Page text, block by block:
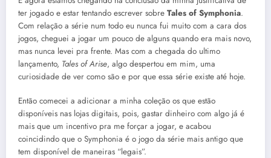
ter jogado e estar tentando escrever sobre Tales of Symphonia.
Com relação a série num todo eu nunca fui muito com a cara dos
jogos, cheguei a jogar um pouco de alguns quando era mais novo,
mas nunca levei pra frente. Mas com a chegada do ultimo
lançamento, Tales of Arise, algo despertou em mim, uma
curiosidade de ver como são e por que essa série existe até hoje.
Então comecei a adicionar a minha coleção os que estão
disponíveis nas lojas digitais, pois, gastar dinheiro com algo já é
mais que um incentivo pra me forçar a jogar, e acabou
coincidindo que o Symphonia é o jogo da série mais antigo que
tem disponível de maneiras “legais”.